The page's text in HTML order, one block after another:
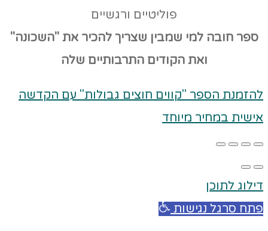
פוליטיים ורגשיים
ספר חובה למי שמבין שצריך להכיר את "השכונה"
ואת הקודים התרבותיים שלה
להזמנת הספר "קווים חוצים גבולות" עם הקדשה
אישית במחיר מיוחד
דילוג לתוכן
פתח סרגל נגישות